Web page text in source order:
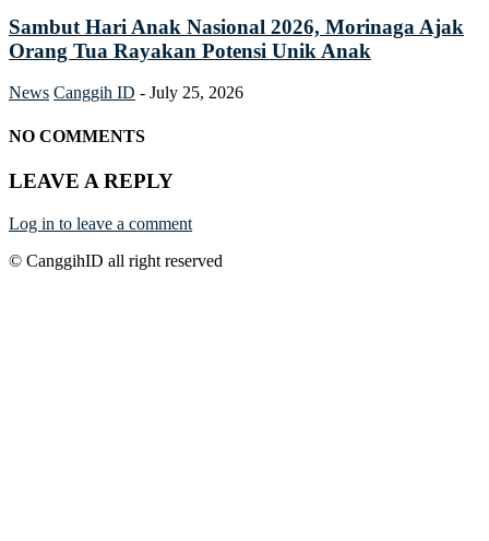
Sambut Hari Anak Nasional 2026, Morinaga Ajak
Orang Tua Rayakan Potensi Unik Anak
News Canggih ID - July 25, 2026
NO COMMENTS
LEAVE A REPLY
Log in to leave a comment
© CanggihID all right reserved